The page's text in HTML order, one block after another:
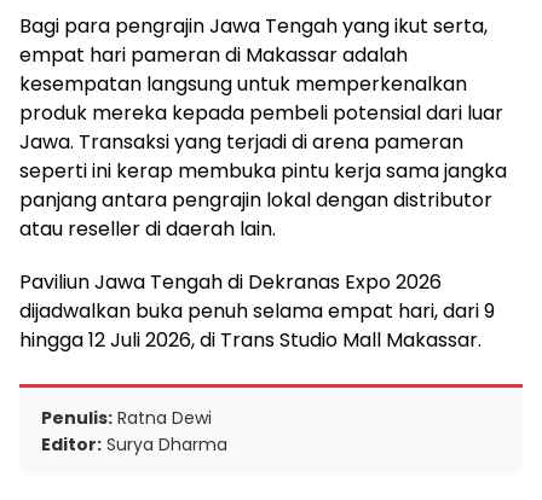
Bagi para pengrajin Jawa Tengah yang ikut serta,
empat hari pameran di Makassar adalah
kesempatan langsung untuk memperkenalkan
produk mereka kepada pembeli potensial dari luar
Jawa. Transaksi yang terjadi di arena pameran
seperti ini kerap membuka pintu kerja sama jangka
panjang antara pengrajin lokal dengan distributor
atau reseller di daerah lain.
Paviliun Jawa Tengah di Dekranas Expo 2026
dijadwalkan buka penuh selama empat hari, dari 9
hingga 12 Juli 2026, di Trans Studio Mall Makassar.
Penulis: Ratna Dewi
Editor: Surya Dharma